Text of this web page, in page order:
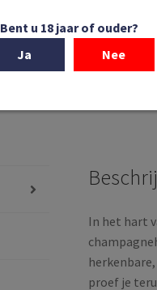
In het hart
proef je
Bent u 18 jaar of ouder?
Ja
Nee